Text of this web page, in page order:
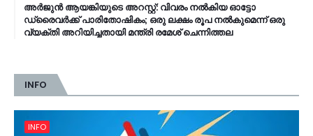
അർജുൻ ആയങ്കിയുടെ അറസ്റ്റ്: വിവരം നൽകിയ ഓട്ടോ
ഡ്രൈവർക്ക് പാരിതോഷികം; ഒരു ലക്ഷം രൂപ നൽകുമെന്ന് ഒരു
വ്യക്തി അറിയിച്ചതായി മന്ത്രി രമേശ് ചെന്നിത്തല
INFO
INFO